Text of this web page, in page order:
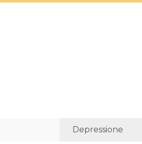
Depressione